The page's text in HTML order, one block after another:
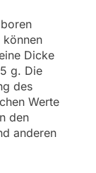
Dicke
g. Die
des
Werte
den
anderen